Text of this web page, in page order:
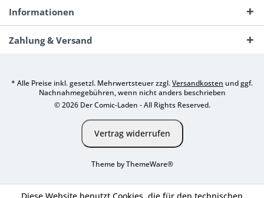
Informationen
Zahlung & Versand
* Alle Preise inkl. gesetzl. Mehrwertsteuer zzgl.Versandkosten und ggf.
Nachnahmegebühren, wenn nicht anders beschrieben
© 2026 Der Comic-Laden - All Rights Reserved.
Vertrag widerrufen
Theme byThemeWare®